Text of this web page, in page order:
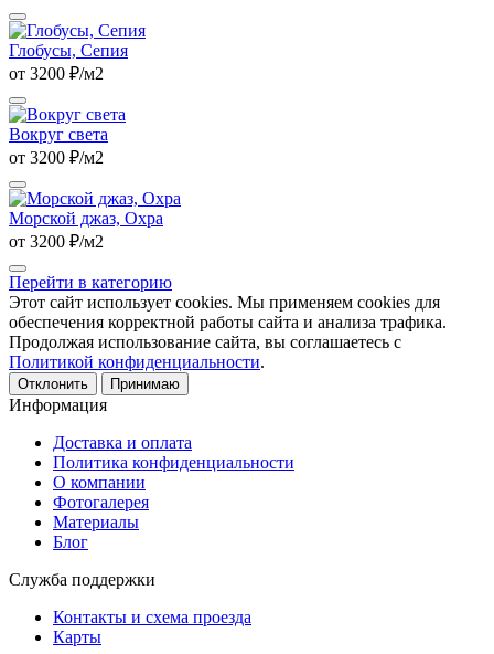
Глобусы, Сепия
от 3200 ₽/м2
Вокруг света
от 3200 ₽/м2
Морской джаз, Охра
от 3200 ₽/м2
Перейти в категорию
Этот сайт использует cookies. Мы применяем cookies для
обеспечения корректной работы сайта и анализа трафика.
Продолжая использование сайта, вы соглашаетесь с
Политикой конфиденциальности.
Отклонить Принимаю
Информация
Доставка и оплата
Политика конфиденциальности
О компании
Фотогалерея
Материалы
Блог
Служба поддержки
Контакты и схема проезда
Карты